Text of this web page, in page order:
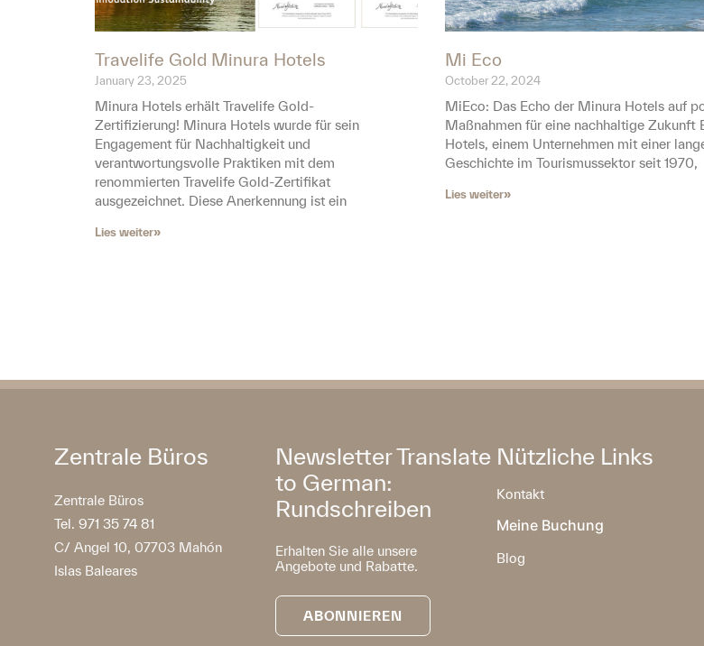
Travelife Gold Minura Hotels
January 23, 2025
Minura Hotels erhält Travelife Gold-
Zertifizierung! Minura Hotels wurde für sein
Engagement für Nachhaltigkeit und
verantwortungsvolle Praktiken mit dem
renommierten Travelife Gold-Zertifikat
ausgezeichnet. Diese Anerkennung ist ein
Lies weiter»
Mi Eco
October 22, 2024
MiEco: Das Echo der Minura Hotels auf
Maßnahmen für eine nachhaltige Zukunft
Hotels, einem Unternehmen mit einer
Geschichte im Tourismussektor seit 1970,
Lies weiter»
Zentrale Büros
Zentrale Büros
Tel. 971 35 74 81
C/ Angel 10, 07703 Mahón
Islas Baleares
Newsletter Translate
to German:
Rundschreiben
Erhalten Sie alle unsere
Angebote und Rabatte.
ABONNIEREN
Nützliche Links
Kontakt
Meine Buchung
Blog